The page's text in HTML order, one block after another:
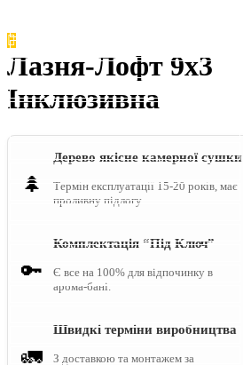
Лазня-Лофт 9х3
Інклюзивна
🌲
Дерево якісне камерної сушки
Термін експлуатації 15-20 років, має
проливну підлогу.
🔑
Комплектація “Під Ключ”
Є все на 100% для відпочинку в
арома-бані.
🚛
Швидкі терміни виробництва
З доставкою та монтажем за